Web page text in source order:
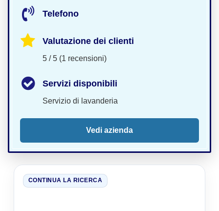
Telefono
Valutazione dei clienti
5 / 5 (1 recensioni)
Servizi disponibili
Servizio di lavanderia
Vedi azienda
CONTINUA LA RICERCA